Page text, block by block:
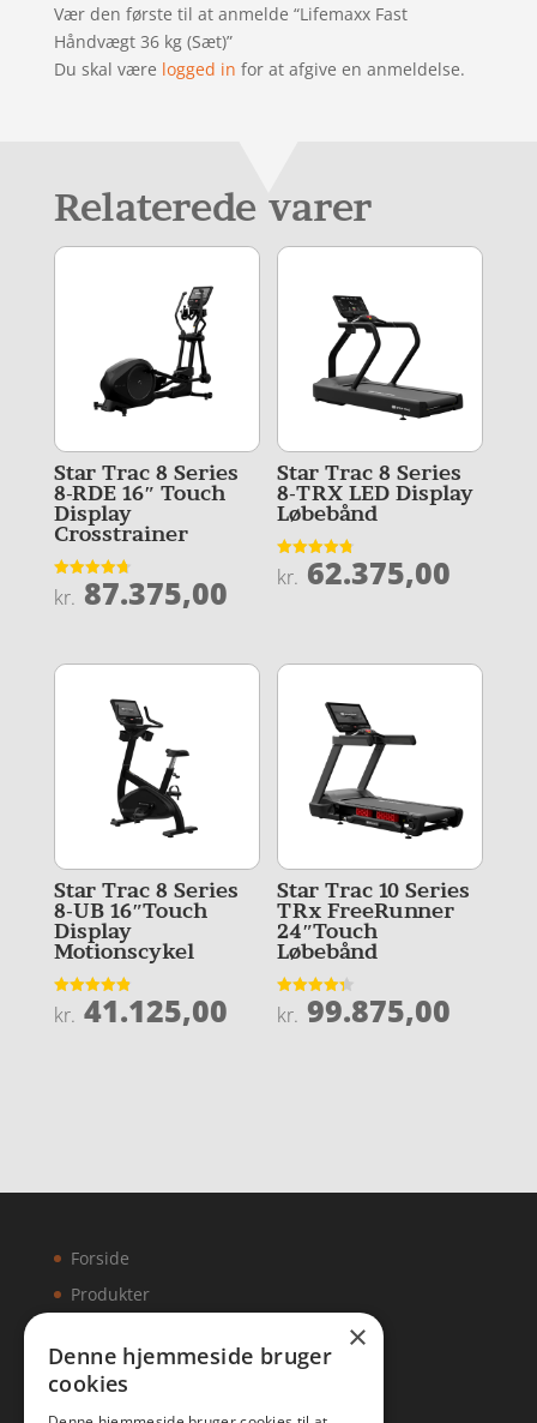
Vær den første til at anmelde “Lifemaxx Fast
Håndvægt 36 kg (Sæt)”
Du skal være logged in for at afgive en anmeldelse.
Relaterede varer
Star Trac 8 Series
8-RDE 16″ Touch
Display
Crosstrainer
Vurderet
4.7
kr. 87.375,00
Star Trac 8 Series
8-TRX LED Display
Løbebånd
Vurderet
4.8
kr. 62.375,00
Star Trac 8 Series
8-UB 16″Touch
Display
Motionscykel
Vurderet
4.9
kr. 41.125,00
Star Trac 10 Series
TRx FreeRunner
24″Touch
Løbebånd
Vurderet
4.3
kr. 99.875,00
Forside
Produkter
Artikler
×
Denne hjemmeside bruger
cookies